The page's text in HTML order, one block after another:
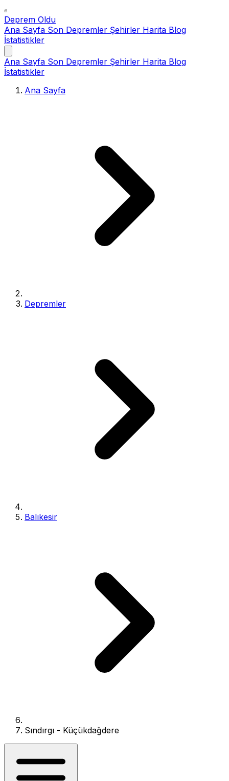
Deprem Oldu
Ana Sayfa Son Depremler Şehirler Harita Blog
İstatistikler
Ana Sayfa Son Depremler Şehirler Harita Blog
İstatistikler
Ana Sayfa
Depremler
Balıkesir
Sındırgı - Küçükdağdere